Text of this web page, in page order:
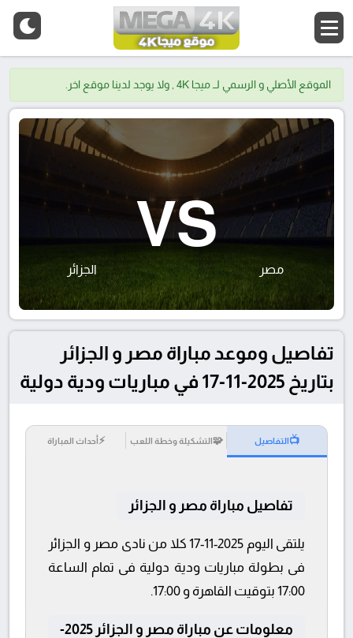
الموقع الأصلي و الرسمي لــ ميجا 4K , ولا يوجد لدينا موقع اخر.
مصر
VS
الجزائر
تفاصيل وموعد مباراة مصر و الجزائر
بتاريخ 2025-11-17 في مباريات ودية دولية
📺التفاصيل 🧩التشكيلة وخطة اللعب ⚡أحداث المباراة
تفاصيل مباراة مصر و الجزائر
يلتقى اليوم 2025-11-17 كلا من نادى مصر و الجزائر
فى بطولة مباريات ودية دولية فى تمام الساعة
17:00 بتوقيت القاهرة و 17:00.
معلومات عن مباراة مصر و الجزائر 2025-